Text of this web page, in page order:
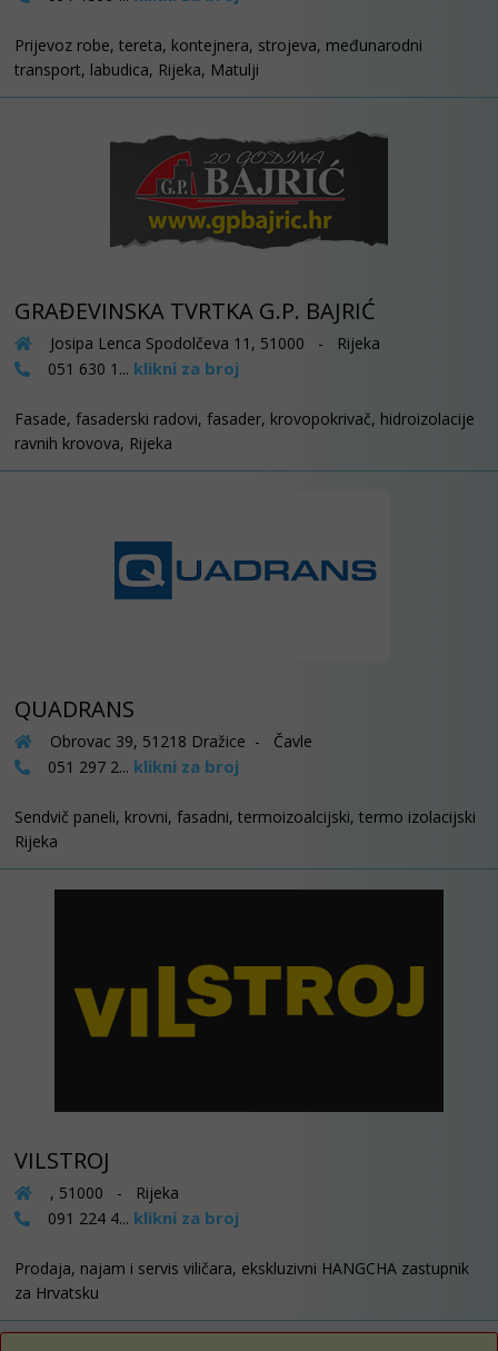
Prijevoz robe, tereta, kontejnera, strojeva, međunarodni
transport, labudica, Rijeka, Matulji
GRAĐEVINSKA TVRTKA G.P. BAJRIĆ
Josipa Lenca Spodolčeva 11, 51000 - Rijeka
051 630 1... klikni za broj
Fasade, fasaderski radovi, fasader, krovopokrivač, hidroizolacije
ravnih krovova, Rijeka
QUADRANS
Obrovac 39, 51218 Dražice - Čavle
051 297 2... klikni za broj
Sendvič paneli, krovni, fasadni, termoizoalcijski, termo izolacijski
Rijeka
VILSTROJ
, 51000 - Rijeka
091 224 4... klikni za broj
Prodaja, najam i servis viličara, ekskluzivni HANGCHA zastupnik
za Hrvatsku